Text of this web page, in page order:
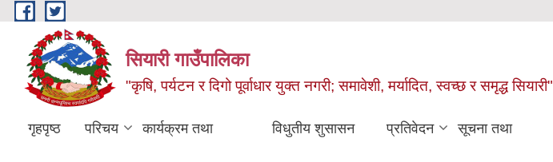
Skip to main content
सियारी गाउँपालिका
"कृषि, पर्यटन र दिगो पूर्वाधार युक्त नगरी; समावेशी, मर्यादित, स्वच्छ र समृद्ध सियारी"
गृहपृष्ठ परिचय कार्यक्रम तथा विधुतीय शुसासन प्रतिवेदन सूचना तथा